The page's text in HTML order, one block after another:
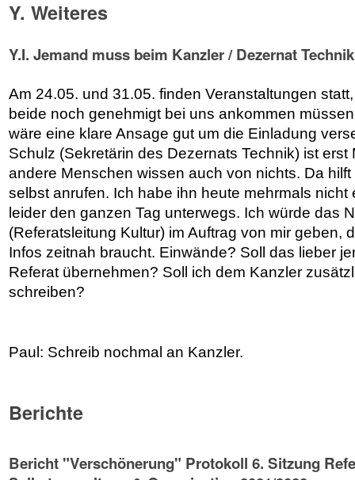
Y. Weiteres
Y.I. Jemand muss beim Kanzler / Dezernat
Am 24.05. und 31.05. finden Veranstaltungen
beide noch genehmigt bei uns ankommen
wäre eine klare Ansage gut um die Einladung
Schulz (Sekretärin des Dezernats Technik) ist erst
andere Menschen wissen auch von nichts. Da
selbst anrufen. Ich habe ihn heute mehrmals nicht
leider den ganzen Tag unterwegs. Ich würde das
(Referatsleitung Kultur) im Auftrag von mir geben,
Infos zeitnah braucht. Einwände? Soll das lieber
Referat übernehmen? Soll ich dem Kanzler
schreiben?
Paul: Schreib nochmal an Kanzler.
Berichte
Bericht "Verschönerung" Protokoll 6. Sitzung